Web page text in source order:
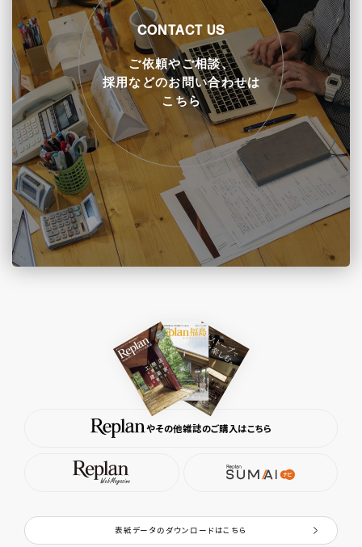
CONTACT US
やその他雑誌のご購入はこちら
表紙データのダウンロードはこちら